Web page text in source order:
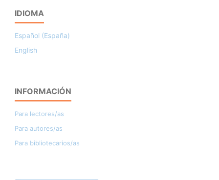
IDIOMA
Español (España)
English
INFORMACIÓN
Para lectores/as
Para autores/as
Para bibliotecarios/as